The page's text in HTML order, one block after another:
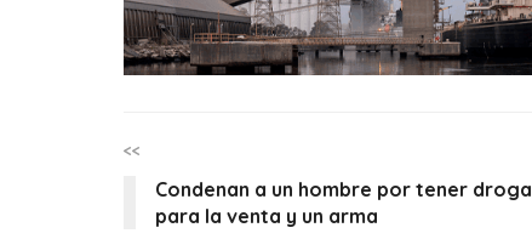
<<
Condenan a un hombre por tener droga
para la venta y un arma